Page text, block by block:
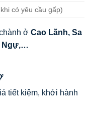
có yêu cầu gấp)
ở Cao Lãnh, Sa
Ngự,…
tiết kiệm, khởi hành